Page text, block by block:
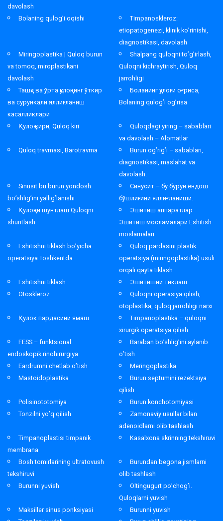
davolash
Bolaning qulog’i oqishi
Timpanoskleroz:
etiopatogenezi, klinik ko’rinishi,
diagnostikasi, davolash
Miringoplastika | Quloq burun
va tomoq, miroplastikani
davolash
Shalpang quloqni to’g’irlash,
Quloqni kichraytirish, Quloq
jarrohligi
Ташқи ва ўрта қулоқнинг ўткир
ва сурункали яллиғланиш
касалликлари
Боланинг қулоғи оғриса,
Bolaning qulog’i og’risa
Қулоқ кири, Quloq kiri
Quloqdagi yiring – sabablari
va davolash – Alomatlar
Quloq travmasi, Barotravma
Burun og’rig’i – sabablari,
diagnostikasi, maslahat va
davolash.
Sinusit bu burun yondosh
bo’shlig’ini yallig’lanishi
Синусит – бу бурун ёндош
бўшлиғини яллиғланиши.
Қулоқни шунтлаш Quloqni
shuntlash
Эшитиш аппаратлар
Эшитиш мосламалари Eshitish
moslamalari
Eshitishni tiklash bo’yicha
operatsiya Toshkentda
Quloq pardasini plastik
operatsiya (miringoplastika) usuli
orqali qayta tiklash
Eshitishni tiklash
Эшитишни тиклаш
Otoskleroz
Quloqni operasiya qilish,
otoplastika, quloq jarrohligi narxi
Қулок пардасини ямаш
Timpanoplastika – quloqni
xirurgik operatsiya qilish
FESS – funktsional
endoskopik rinohirurgiya
Baraban bo’shlig’ini aylanib
o’tish
Eardrumni chetlab o’tish
Meringoplastika
Mastoidoplastika
Burun septumini rezektsiya
qilish
Polisinototomiya
Burun konchotomiyasi
Tonzilni yo’q qilish
Zamonaviy usullar bilan
adenoidlarni olib tashlash
Timpanoplastisi timpanik
membrana
Kasalxona skrinning tekshiruvi
Bosh tomirlarining ultratovush
tekshiruvi
Burundan begona jismlarni
olib tashlash
Burunni yuvish
Oltingugurt po’chog’i.
Quloqlarni yuvish
Maksiller sinus ponksiyasi
Burunni yuvish